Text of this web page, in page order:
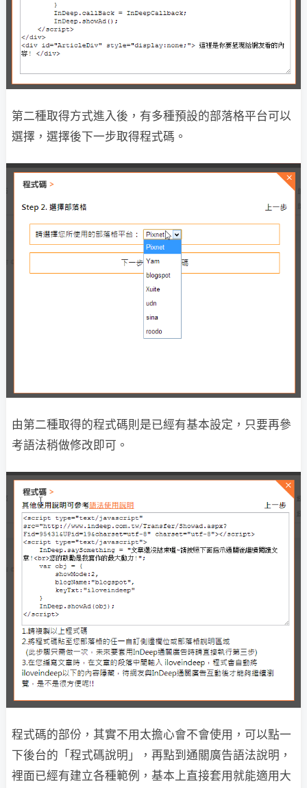
第二種取得方式進入後，有多種預設的部落格平台可以
選擇，選擇後下一步取得程式碼。
由第二種取得的程式碼則是已經有基本設定，只要再參
考語法稍做修改即可。
程式碼的部份，其實不用太擔心會不會使用，可以點一
下後台的「程式碼說明」，再點到通關廣告語法說明，
裡面已經有建立各種範例，基本上直接套用就能適用大